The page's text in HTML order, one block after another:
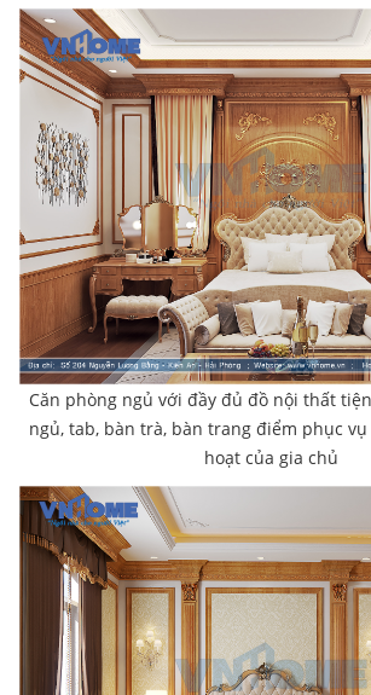
Căn phòng ngủ với đầy đủ đồ nội thất
ngủ, tab, bàn trà, bàn trang điểm phục
hoạt của gia chủ